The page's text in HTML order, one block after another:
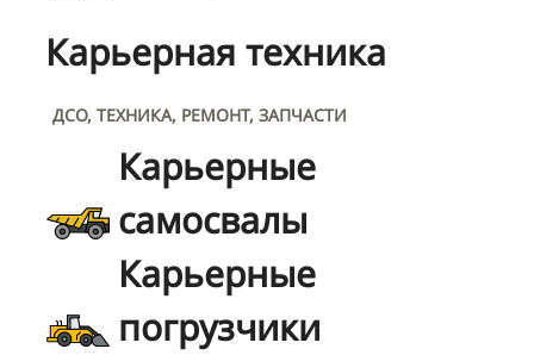
Карьерная техника
ДСО, ТЕХНИКА, РЕМОНТ, ЗАПЧАСТИ
Карьерные
самосвалы
Карьерные
погрузчики